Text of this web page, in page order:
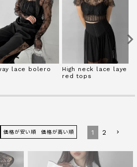
HIT ITEM
〜
lace bolero
High neck lace laye
red tops
価格が安い順 価格が高い順 1 2